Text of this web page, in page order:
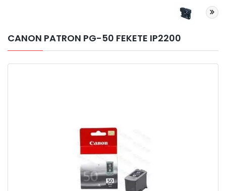
CANON PATRON PG-50 FEKETE IP2200